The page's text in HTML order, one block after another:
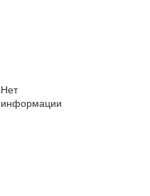
Нет
информации